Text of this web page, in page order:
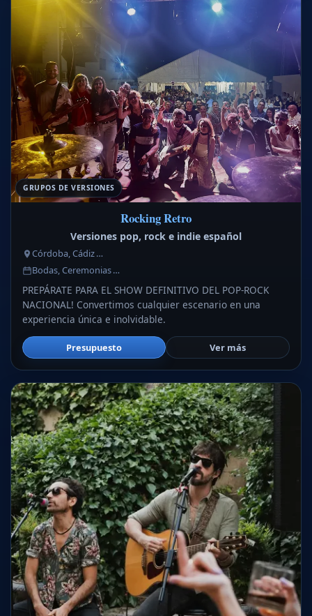
GRUPOS DE VERSIONES
Rocking Retro
Versiones pop, rock e indie español
Córdoba, Cádiz …
Bodas, Ceremonias …
PREPÁRATE PARA EL SHOW DEFINITIVO DEL POP-ROCK
NACIONAL! Convertimos cualquier escenario en una
experiencia única e inolvidable.
Presupuesto Ver más